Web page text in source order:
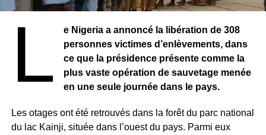
L
e Nigeria a annoncé la libération de 308
personnes victimes d’enlèvements, dans
ce que la présidence présente comme la
plus vaste opération de sauvetage menée
en une seule journée dans le pays.
Les otages ont été retrouvés dans la forêt du parc national
du lac Kainji, située dans l’ouest du pays. Parmi eux